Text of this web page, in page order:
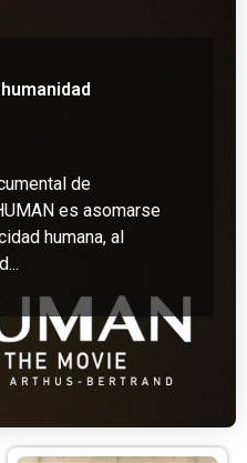
de
es asomarse
humana, al